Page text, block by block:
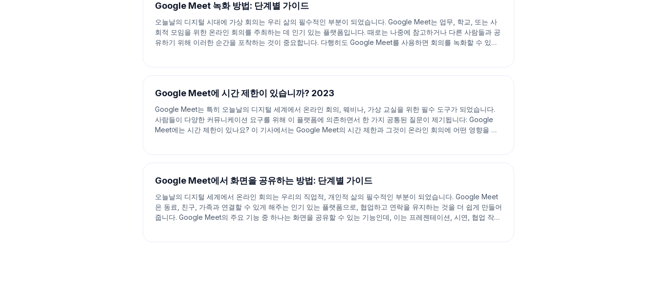
Google Meet 녹화 방법: 단계별 가이드
오늘날의 디지털 시대에 가상 회의는 우리 삶의 필수적인 부분이 되었습니다. Google Meet는 업무, 학교, 또는 사
회적 모임을 위한 온라인 회의를 주최하는 데 인기 있는 플랫폼입니다. 때로는 나중에 참고하거나 다른 사람들과 공
유하기 위해 이러한 순간을 포착하는 것이 중요합니다. 다행히도 Google Meet를 사용하면 회의를 녹화할 수 있습
Google Meet에 시간 제한이 있습니까? 2023
Google Meet는 특히 오늘날의 디지털 세계에서 온라인 회의, 웨비나, 가상 교실을 위한 필수 도구가 되었습니다.
사람들이 다양한 커뮤니케이션 요구를 위해 이 플랫폼에 의존하면서 한 가지 공통된 질문이 제기됩니다: Google
Meet에는 시간 제한이 있나요? 이 기사에서는 Google Meet의 시간 제한과 그것이 온라인 회의에 어떤 영향을 미
Google Meet에서 화면을 공유하는 방법: 단계별 가이드
오늘날의 디지털 세계에서 온라인 회의는 우리의 직업적, 개인적 삶의 필수적인 부분이 되었습니다. Google Meet
은 동료, 친구, 가족과 연결할 수 있게 해주는 인기 있는 플랫폼으로, 협업하고 연락을 유지하는 것을 더 쉽게 만들어
줍니다. Google Meet의 주요 기능 중 하나는 화면을 공유할 수 있는 기능인데, 이는 프레젠테이션, 시연, 협업 작업